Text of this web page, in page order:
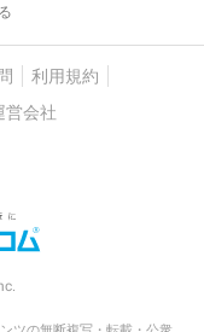
利用規約
営会社